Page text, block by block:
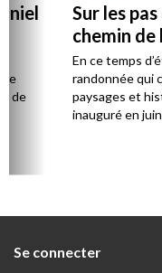
de
Sur les
chemin de
En ce temps
randonnée qui
paysages et
inauguré en
Se connecter